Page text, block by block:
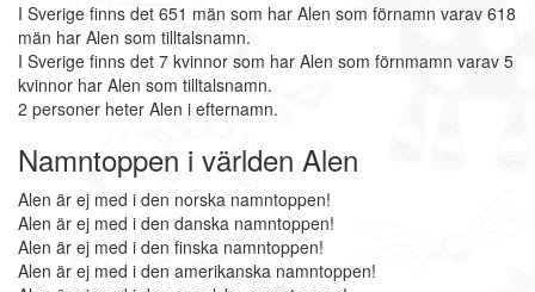
I Sverige finns det 651 män som har Alen som förnamn varav 618
män har Alen som tilltalsnamn.
I Sverige finns det 7 kvinnor som har Alen som förnmamn varav 5
kvinnor har Alen som tilltalsnamn.
2 personer heter Alen i efternamn.
Namntoppen i världen Alen
Alen är ej med i den norska namntoppen!
Alen är ej med i den danska namntoppen!
Alen är ej med i den finska namntoppen!
Alen är ej med i den amerikanska namntoppen!